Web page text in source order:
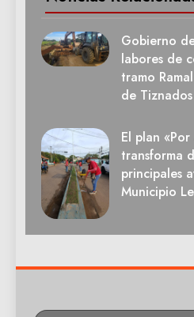
Gobierno
labores de
tramo
de Tiznados
El plan
transforma
principales
Municipio